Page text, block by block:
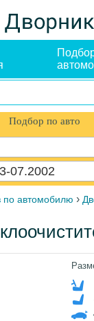
Подбор по авто
07.2002
по автомобилю ›